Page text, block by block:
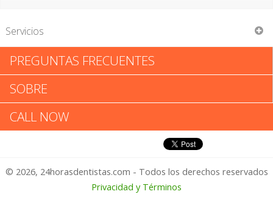
Servicios
Small Smiles Dental Ctr
Small Smiles Dental Ctr:
Califica tu Experiencia
1 – No Feliz
PREGUNTAS FRECUENTES
SOBRE
CALL NOW
© 2026, 24horasdentistas.com - Todos los derechos reservados
Privacidad y Términos